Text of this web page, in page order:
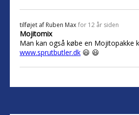
tilføjet af Ruben Max for 12 år siden
Mojitomix
Man kan også købe en Mojitopakke
www.sprutbutler.dk 😃 😃